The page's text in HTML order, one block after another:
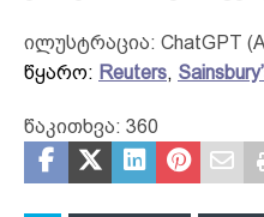
ილუსტრაცია: ChatGPT
წყარო: Reuters,
წაკითხვა: 360